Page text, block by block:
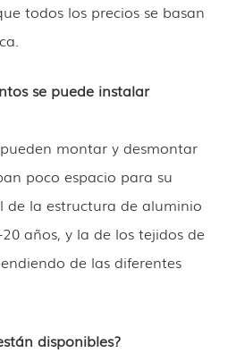
todos los precios se basan
se puede instalar
montar y desmontar
poco espacio para su
de la estructura de aluminio
años, y la de los tejidos de
de las diferentes
disponibles?